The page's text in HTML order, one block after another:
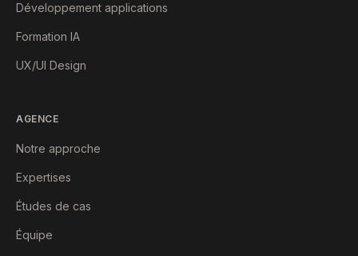
Développement applications
Formation IA
UX/UI Design
AGENCE
Notre approche
Expertises
Études de cas
Équipe